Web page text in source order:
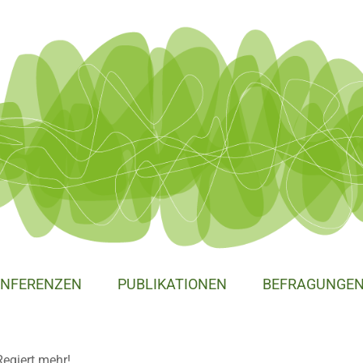
PUBLIKATIONEN BEFRAGUNGEN